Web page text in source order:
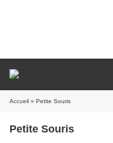
Accueil » Petite Souris
Petite Souris